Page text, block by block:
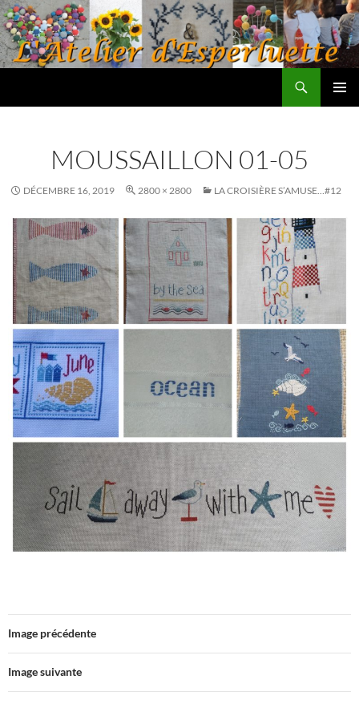
Aller
au
contenu
MOUSSAILLON 01-05
DÉCEMBRE 16, 2019 2800 × 2800 LA CROISIÈRE S’AMUSE…#12
Image précédente
Image suivante